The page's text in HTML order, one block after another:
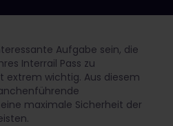
Aufgabe sein, die
Interrail Pass zu
extrem wichtig. Aus diesem
maximale Sicherheit der